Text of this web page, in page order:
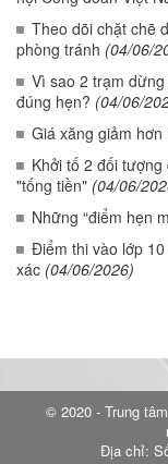
Theo dõi chặt chẽ
phòng tránh (04/06/
Vì sao 2 trạm
đúng hẹn? (04/06/
Giá xăng giảm
Khởi tố 2 đối
"tống tiền" (04/06/
Những “điểm hẹn
Điểm thi vào lớp
xác (04/06/2026)
© 2020 - Trung
Địa chỉ: